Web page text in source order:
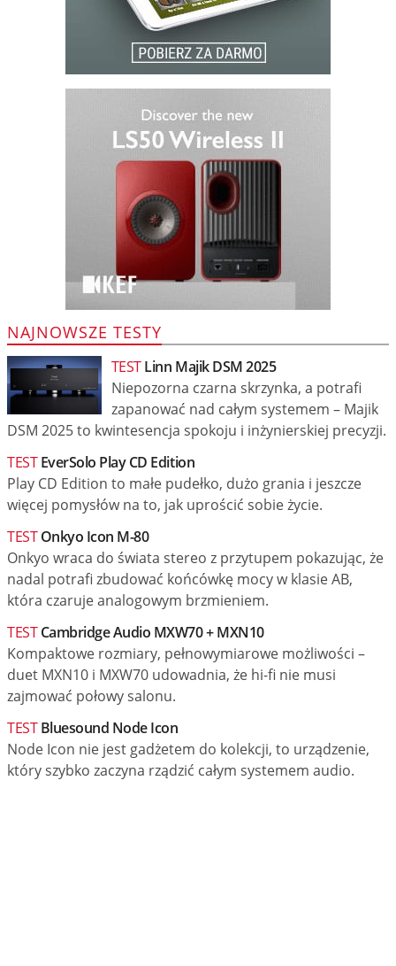
NAJNOWSZE TESTY
TESTLinn Majik DSM 2025
Niepozorna czarna skrzynka, a potrafi
zapanować nad całym systemem – Majik
DSM 2025 to kwintesencja spokoju i inżynierskiej precyzji.
TESTEverSolo Play CD Edition
Play CD Edition to małe pudełko, dużo grania i jeszcze
więcej pomysłów na to, jak uprościć sobie życie.
TESTOnkyo Icon M-80
Onkyo wraca do świata stereo z przytupem pokazując, że
nadal potrafi zbudować końcówkę mocy w klasie AB,
która czaruje analogowym brzmieniem.
TESTCambridge Audio MXW70 + MXN10
Kompaktowe rozmiary, pełnowymiarowe możliwości –
duet MXN10 i MXW70 udowadnia, że hi-fi nie musi
zajmować połowy salonu.
TESTBluesound Node Icon
Node Icon nie jest gadżetem do kolekcji, to urządzenie,
który szybko zaczyna rządzić całym systemem audio.